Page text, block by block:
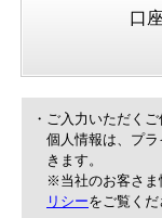
口
・ご入力いただく
個人情報は、プ
きます。
※当社のお客さま
リシーをご覧くだ